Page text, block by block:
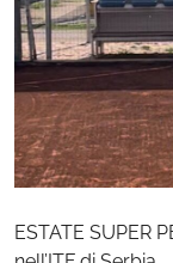
ESTATE SUPER